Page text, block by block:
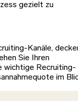
gezielt zu
Kanäle,
Sie Ihren
wichtige Recruiting-
im